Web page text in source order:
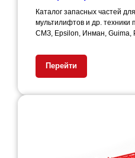
Каталог запасных частей
мультилифтов и др. техники
СМЗ, Epsilon, Инман, Guima,
Перейти